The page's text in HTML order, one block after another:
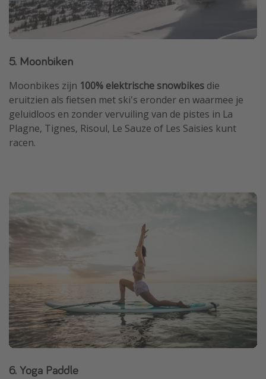
5. Moonbiken
Moonbikes zijn 100% elektrische snowbikes die
eruitzien als fietsen met ski's eronder en waarmee je
geluidloos en zonder vervuiling van de pistes in La
Plagne, Tignes, Risoul, Le Sauze of Les Saisies kunt
racen.
6. Yoga Paddle